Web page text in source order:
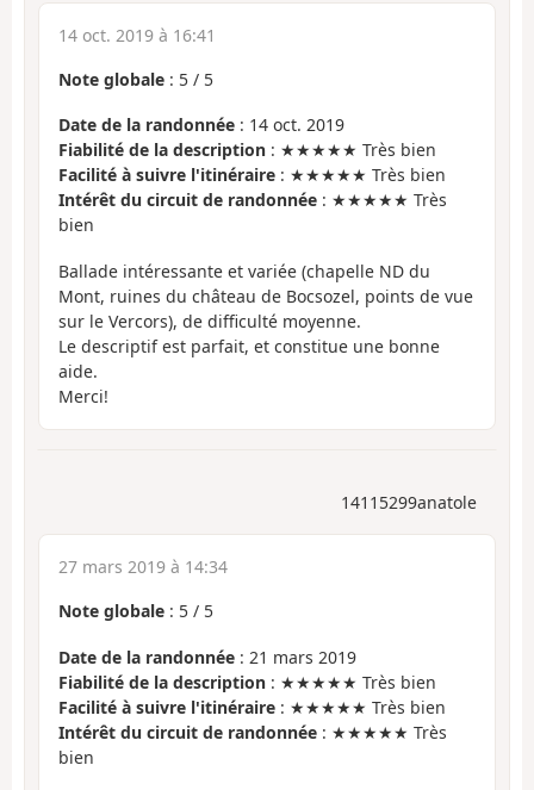
14 oct. 2019 à 16:41
Note globale : 5 / 5
Date de la randonnée : 14 oct. 2019
Fiabilité de la description : ★★★★★ Très bien
Facilité à suivre l'itinéraire : ★★★★★ Très bien
Intérêt du circuit de randonnée : ★★★★★ Très
bien
Ballade intéressante et variée (chapelle ND du
Mont, ruines du château de Bocsozel, points de vue
sur le Vercors), de difficulté moyenne.
Le descriptif est parfait, et constitue une bonne
aide.
Merci!
14115299anatole
27 mars 2019 à 14:34
Note globale : 5 / 5
Date de la randonnée : 21 mars 2019
Fiabilité de la description : ★★★★★ Très bien
Facilité à suivre l'itinéraire : ★★★★★ Très bien
Intérêt du circuit de randonnée : ★★★★★ Très
bien